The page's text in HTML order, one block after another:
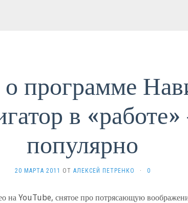
программе
в
популярно
20 МАРТА 2011 ОТ АЛЕКСЕЙ ПЕТРЕНКО · 0
на YouTube, снятое про потрясающую